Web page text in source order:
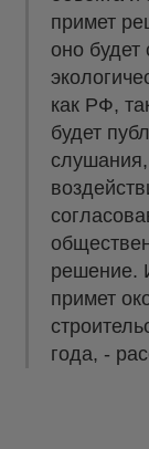
примет
оно будет
как РФ,
будет
решение.
примет
года, -